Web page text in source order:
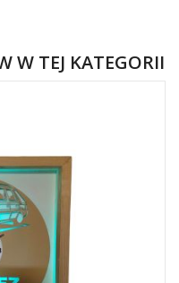
W TEJ KATEGORII